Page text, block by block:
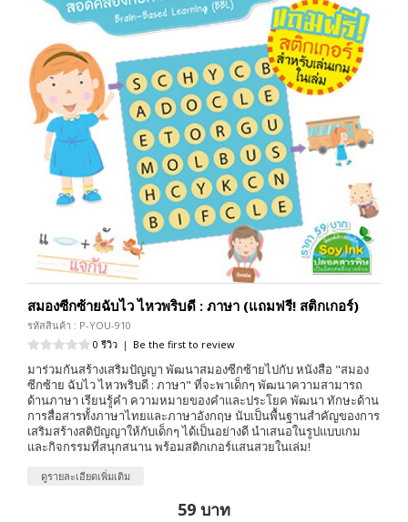
สมองซีกซ้ายฉับไว ไหวพริบดี : ภาษา (แถมฟรี! สติกเกอร์)
รหัสสินค้า : P-YOU-910
0 รีวิว | Be the first to review
มาร่วมกันสร้างเสริมปัญญา พัฒนาสมองซีกซ้ายไปกับ หนังสือ "สมอง
ซีกซ้าย ฉับไว ไหวพริบดี : ภาษา" ที่จะพาเด็กๆ พัฒนาความสามารถ
ด้านภาษา เรียนรู้คำ ความหมายของคำและประโยค พัฒนา ทักษะด้าน
การสื่อสารทั้งภาษาไทยและภาษาอังกฤษ นับเป็นพื้นฐานสำคัญของการ
เสริมสร้างสติปัญญาให้กับเด็กๆ ได้เป็นอย่างดี นำเสนอในรูปแบบเกม
และกิจกรรมที่สนุกสนาน พร้อมสติกเกอร์แสนสวยในเล่ม!
ดูรายละเอียดเพิ่มเติม
59 บาท